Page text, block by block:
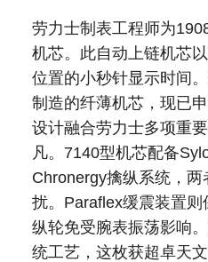
劳力士制表工程师为
机芯。此自动上链机芯
位置的小秒针显示时间
制造的纤薄机芯，现已
设计融合劳力士多项重
凡。7140型机芯配备
Chronergy擒纵系统，
扰。Paraflex缓震装置
纵轮免受腕表振荡影响
统工艺，这枚获超卓天